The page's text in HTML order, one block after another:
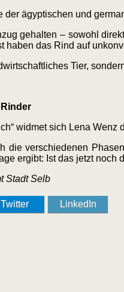
der ägyptischen und
gehalten – sowohl
haben das Rind auf
Tier,
widmet sich Lena
die verschiedenen
ergibt: Ist das jetzt noch
Stadt Selb
Twitter LinkedIn